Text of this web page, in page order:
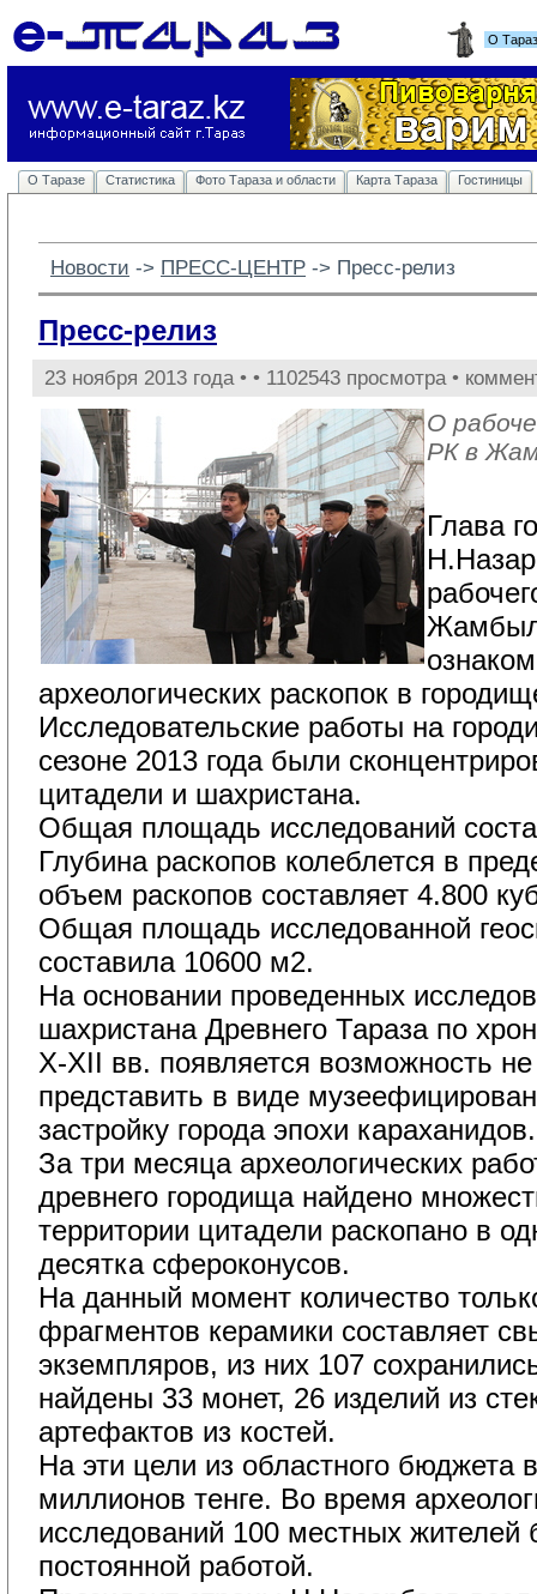
О
О Таразе Статистика Фото Тараза и области Карта Тараза Гостиницы
Новости -> ПРЕСС-ЦЕНТР -> Пресс-релиз
Пресс-релиз
23 ноября 2013 года • • 1102543 просмотра •
О
РК в
Глава
археологических раскопок в
Исследовательские работы на
сезоне 2013 года были
цитадели и шахристана.
Общая площадь исследований
Глубина раскопов колеблется в
объем раскопов составляет 4.800
Общая площадь исследованной
составила 10600 м2.
На основании проведенных
шахристана Древнего Тараза по
X-XII вв. появляется возможность
представить в виде
застройку города эпохи караханидов.
За три месяца археологических
древнего городища найдено
территории цитадели раскопано в
десятка сфероконусов.
На данный момент количество
фрагментов керамики составляет
экземпляров, из них 107
найдены 33 монет, 26 изделий из
артефактов из костей.
На эти цели из областного бюджета
миллионов тенге. Во время
исследований 100 местных
постоянной работой.